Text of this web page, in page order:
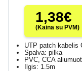
1,38€
(Kaina su PVM)
UTP patch kabelis
Spalva: pilka
PVC, CCA
Ilgis: 1.5m